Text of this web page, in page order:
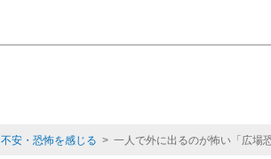
不安・恐怖を感じる > 一人で外に出るのが怖い「広場